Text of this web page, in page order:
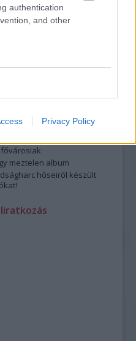
authentication
and other
Privacy Policy
néptelen fővárosról
szerelmes filmek
drogos film
hősnők
és anatómia
fotós szemével
meztelen album
hőseiről készült